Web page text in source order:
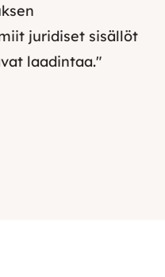
juridiset sisällöt
laadintaa."